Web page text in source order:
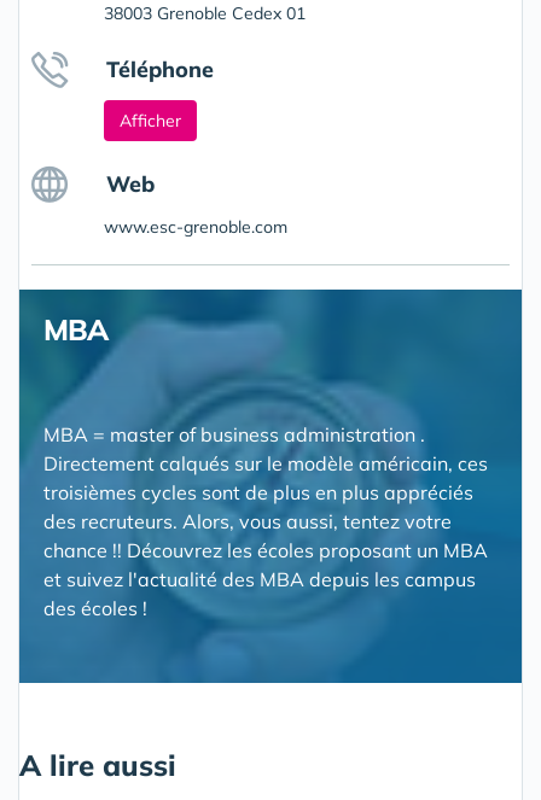
38003 Grenoble Cedex 01
Téléphone
Afficher
Web
www.esc-grenoble.com
MBA
MBA = master of business administration .
Directement calqués sur le modèle américain, ces
troisièmes cycles sont de plus en plus appréciés
des recruteurs. Alors, vous aussi, tentez votre
chance !! Découvrez les écoles proposant un MBA
et suivez l'actualité des MBA depuis les campus
des écoles !
A lire aussi